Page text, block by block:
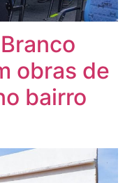
obras de
bairro